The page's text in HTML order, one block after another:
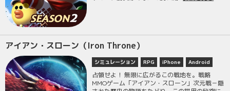
アイアン・スローン（Iron Throne）
シミュレーション RPG iPhone Android
占領せよ！ 無限に広がるこの戦地を。戦略
MMOゲーム「アイアン・スローン」次元戦－隠